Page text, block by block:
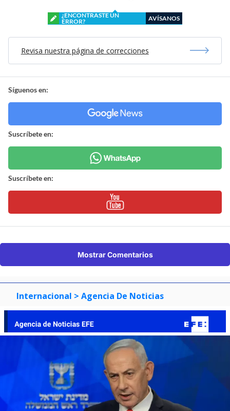
¿ENCONTRASTE UN
ERROR?
AVÍSANOS
Revisa nuestra página de correcciones
Síguenos en:
Suscríbete en:
Suscríbete en:
Mostrar Comentarios
Internacional > Agencia De Noticias